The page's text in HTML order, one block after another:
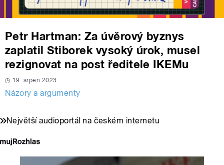
Petr Hartman: Za úvěrový byznys
zaplatil Stiborek vysoký úrok, musel
rezignovat na post ředitele IKEMu
19. srpen 2023
Názory a argumenty
Největší audioportál na českém internetu